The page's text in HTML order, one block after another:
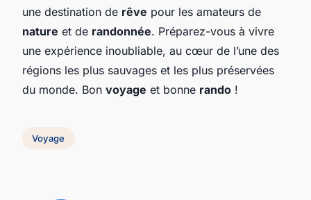
une destination de rêve pour les amateurs de
nature et de randonnée. Préparez-vous à vivre
une expérience inoubliable, au cœur de l’une des
régions les plus sauvages et les plus préservées
du monde. Bon voyage et bonne rando !
Voyage